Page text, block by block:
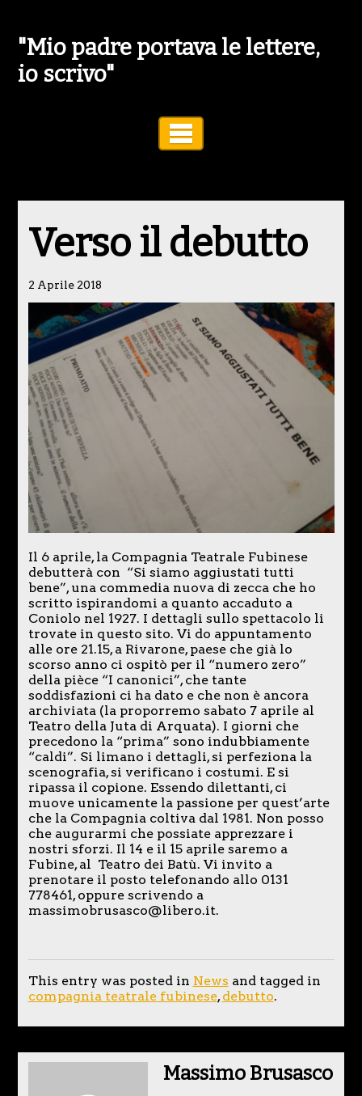
"Mio padre portava le lettere,
io scrivo"
Verso il debutto
2 Aprile 2018
Il 6 aprile, la Compagnia Teatrale Fubinese
debutterà con “Si siamo aggiustati tutti
bene”, una commedia nuova di zecca che ho
scritto ispirandomi a quanto accaduto a
Coniolo nel 1927. I dettagli sullo spettacolo li
trovate in questo sito. Vi do appuntamento
alle ore 21.15, a Rivarone, paese che già lo
scorso anno ci ospitò per il “numero zero”
della pièce “I canonici”, che tante
soddisfazioni ci ha dato e che non è ancora
archiviata (la proporremo sabato 7 aprile al
Teatro della Juta di Arquata). I giorni che
precedono la “prima” sono indubbiamente
“caldi”. Si limano i dettagli, si perfeziona la
scenografia, si verificano i costumi. E si
ripassa il copione. Essendo dilettanti, ci
muove unicamente la passione per quest’arte
che la Compagnia coltiva dal 1981. Non posso
che augurarmi che possiate apprezzare i
nostri sforzi. Il 14 e il 15 aprile saremo a
Fubine, al Teatro dei Batù. Vi invito a
prenotare il posto telefonando allo 0131
778461, oppure scrivendo a
massimobrusasco@libero.it.
This entry was posted in News and tagged in
compagnia teatrale fubinese,debutto.
Massimo Brusasco